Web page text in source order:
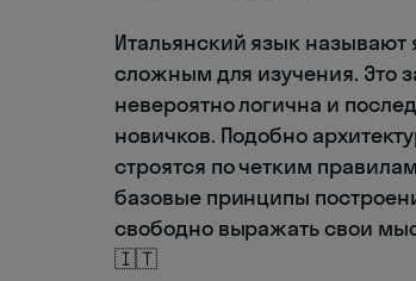
Итальянский язык
сложным для изучения. Это
невероятно логична и
новичков. Подобно
строятся по четким
базовые принципы
свободно выражать свои
🇮🇹